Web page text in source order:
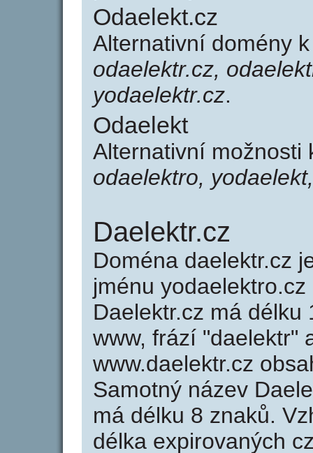
Odaelekt.cz
Alternativní domény
odaelektr.cz,
yodaelektr.cz.
Odaelekt
Alternativní
odaelektro,
Daelektr.cz
Doména daelektr.cz
jménu
Daelektr.cz má
www, frází "daelektr"
www.daelektr.cz
Samotný název
má délku 8 znaků.
délka expirovaných